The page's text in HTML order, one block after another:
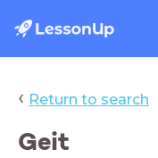
‹ Return to search
Geit